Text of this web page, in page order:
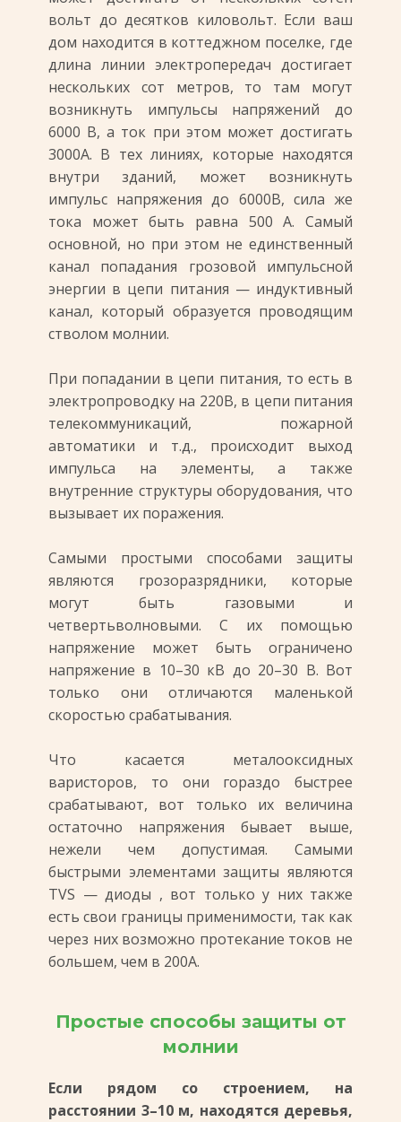
вольт до десятков киловольт. Если ваш
дом находится в коттеджном поселке, где
длина линии электропередач достигает
нескольких сот метров, то там могут
возникнуть импульсы напряжений до
6000 В, а ток при этом может достигать
3000А. В тех линиях, которые находятся
внутри зданий, может возникнуть
импульс напряжения до 6000В, сила же
тока может быть равна 500 А. Самый
основной, но при этом не единственный
канал попадания грозовой импульсной
энергии в цепи питания — индуктивный
канал, который образуется проводящим
стволом молнии.
При попадании в цепи питания, то есть в
электропроводку на 220В, в цепи питания
телекоммуникаций, пожарной
автоматики и т.д., происходит выход
импульса на элементы, а также
внутренние структуры оборудования, что
вызывает их поражения.
Самыми простыми способами защиты
являются грозоразрядники, которые
могут быть газовыми и
четвертьволновыми. С их помощью
напряжение может быть ограничено
напряжение в 10–30 кВ до 20–30 В. Вот
только они отличаются маленькой
скоростью срабатывания.
Что касается металооксидных
варисторов, то они гораздо быстрее
срабатывают, вот только их величина
остаточно напряжения бывает выше,
нежели чем допустимая. Самыми
быстрыми элементами защиты являются
TVS — диоды , вот только у них также
есть свои границы применимости, так как
через них возможно протекание токов не
большем, чем в 200А.
Простые способы защиты от
молнии
Если рядом со строением, на
расстоянии 3–10 м, находятся деревья,